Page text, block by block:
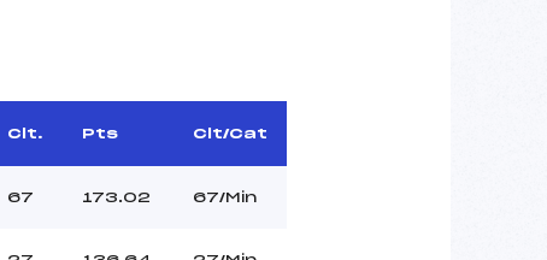
Clt. Pts Clt/Cat
67 173.02 67/Min